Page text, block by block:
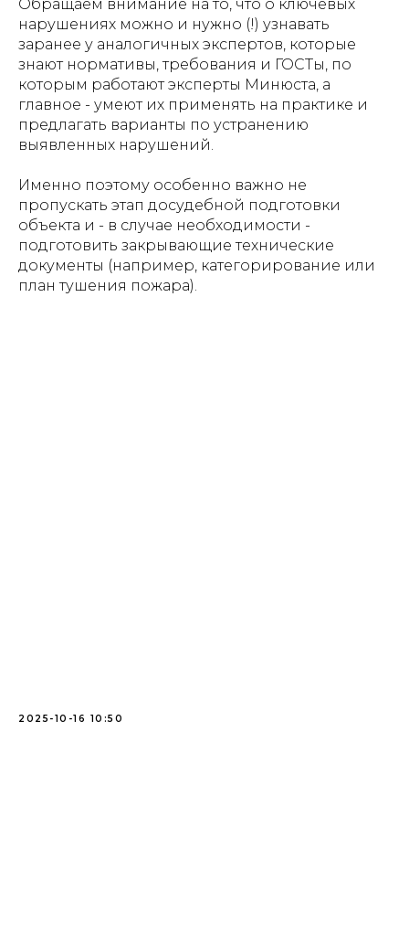
Обращаем внимание на то, что о ключевых
нарушениях можно и нужно (!) узнавать
заранее у аналогичных экспертов, которые
знают нормативы, требования и ГОСТы, по
которым работают эксперты Минюста, а
главное - умеют их применять на практике и
предлагать варианты по устранению
выявленных нарушений.
Именно поэтому особенно важно не
пропускать этап досудебной подготовки
объекта и - в случае необходимости -
подготовить закрывающие технические
документы (например, категорирование или
план тушения пожара).
2025-10-16 10:50